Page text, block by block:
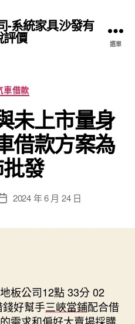
-系統家具沙發有
評價 選單
分
類
車借款
未上市量身
借款方案為
發
文 2024 年 6 月 24 日
板公司12點 33分 02
好幫手三峽當鋪配合借